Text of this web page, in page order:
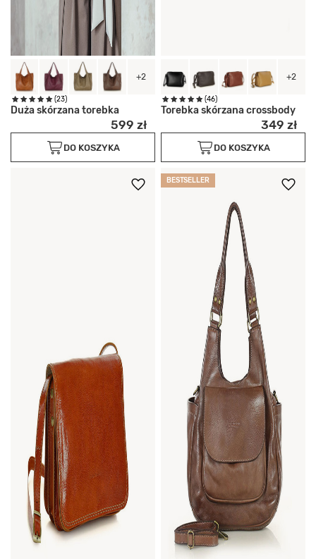
+2
(23)
Duża skórzana torebka
599 zł
DO KOSZYKA
+2
(46)
Torebka skórzana crossbody
349 zł
DO KOSZYKA
BESTSELLER